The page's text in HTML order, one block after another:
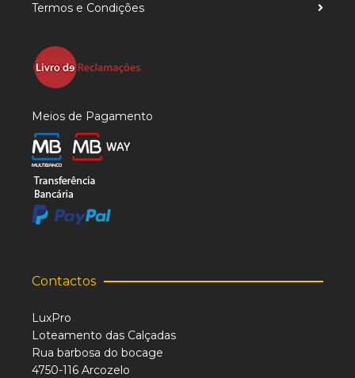
Termos e Condições
Meios de Pagamento
Contactos
LuxPro
Loteamento das Calçadas
Rua barbosa do bocage
4750-116 Arcozelo